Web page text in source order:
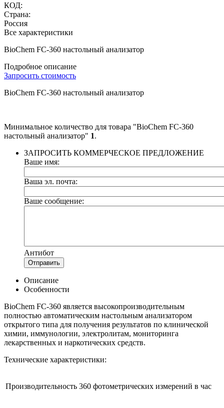
КОД:
Страна:
Россия
Все характеристики
BioChem FC-360 настольный анализатор
Подробное описание
Запросить стоимость
BioChem FC-360 настольный анализатор
Минимальное количество для товара "BioChem FC-360
настольный анализатор" 1.
ЗАПРОСИТЬ КОММЕРЧЕСКОЕ ПРЕДЛОЖЕНИЕ
Ваше имя:
Ваша эл. почта:
Ваше сообщение:
Антибот
Отправить
Описание
Особенности
BioChem FC-360 является высокопроизводительным
полностью автоматическим настольным анализатором
открытого типа для получения результатов по клинической
химии, иммунологии, электролитам, мониторинга
лекарственных и наркотических средств.
Технические характеристики:
Производительность 360 фотометрических измерений в час